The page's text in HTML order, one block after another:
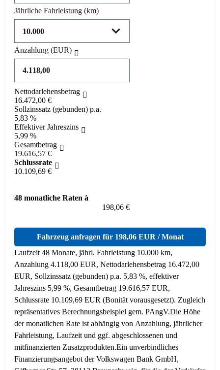
Jährliche Fahrleistung (km)
Anzahlung (EUR)
Nettodarlehensbetrag
16.472,00 €
Sollzinssatz (gebunden) p.a.
5,83 %
Effektiver Jahreszins
5,99 %
Gesamtbetrag
19.616,57 €
Schlussrate
10.109,69 €
48 monatliche Raten à
198,06 €
Fahrzeug anfragen für 198,06 EUR / Monat
Laufzeit 48 Monate, jährl. Fahrleistung 10.000 km,
Anzahlung 4.118,00 EUR, Nettodarlehensbetrag 16.472,00
EUR, Sollzinssatz (gebunden) p.a. 5,83 %, effektiver
Jahreszins 5,99 %, Gesamtbetrag 19.616,57 EUR,
Schlussrate 10.109,69 EUR (Bonität vorausgesetzt). Zugleich
repräsentatives Berechnungsbeispiel gem. PAngV.Die Höhe
der monatlichen Rate ist abhängig von Anzahlung, jährlicher
Fahrleistung, Laufzeit und ggf. abgeschlossenen und
mitfinanzierten Zusatzprodukten.Ein unverbindliches
Finanzierungsangebot der Volkswagen Bank GmbH,